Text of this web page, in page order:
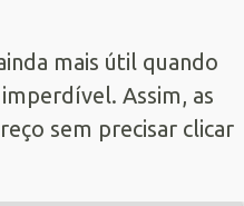
mais útil quando
Assim, as
sem precisar clicar